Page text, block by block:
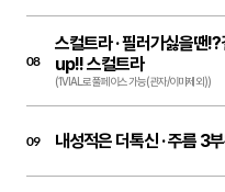
08
스컬트라 ·필러가싫을땐
up!! 스컬트라
(1VIAL로 풀페이스 가능(관자/이마제외))
09 내성적은 더톡신 ·주름 3